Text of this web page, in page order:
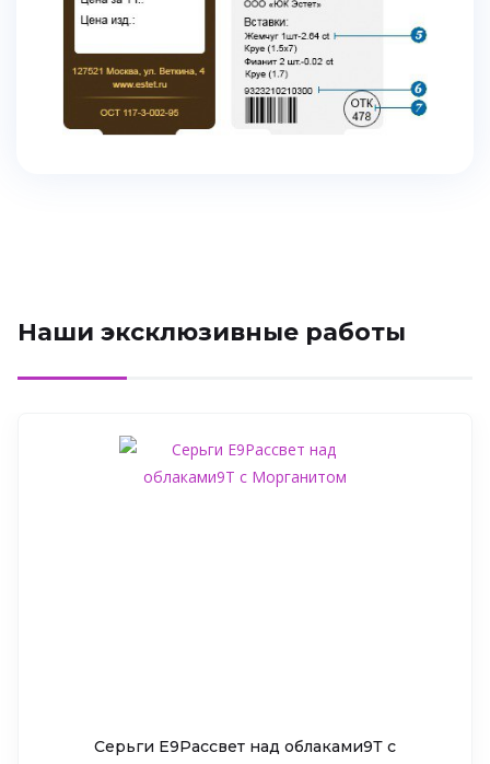
Наши эксклюзивные работы
Серьги Е9Рассвет над облаками9Т c